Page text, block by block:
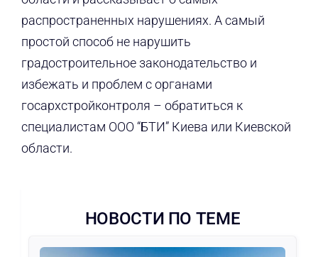
распространенных нарушениях. А самый
простой способ не нарушить
градостроительное законодательство и
избежать и проблем с органами
госархстройконтроля – обратиться к
специалистам ООО “БТИ” Киева или Киевской
области.
НОВОСТИ ПО ТЕМЕ